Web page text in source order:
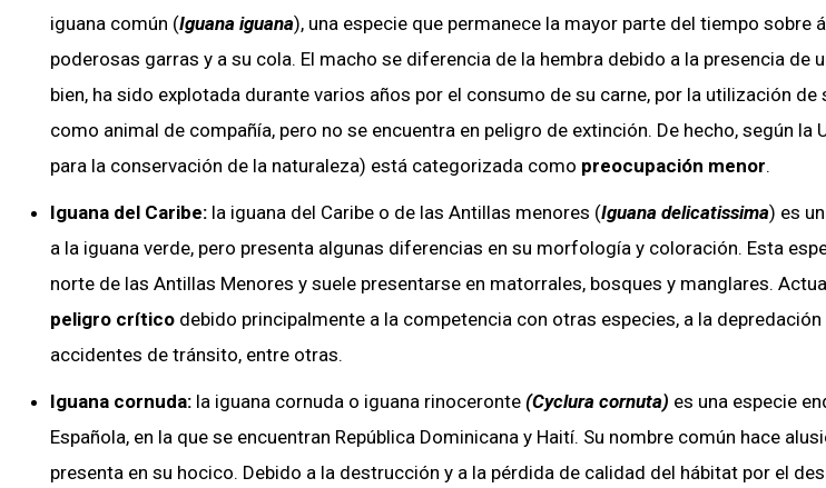
iguana común (Iguana iguana), una especie que permanece la mayor parte del tiempo sobre
poderosas garras y a su cola. El macho se diferencia de la hembra debido a la presencia de
bien, ha sido explotada durante varios años por el consumo de su carne, por la utilización de
como animal de compañía, pero no se encuentra en peligro de extinción. De hecho, según la
para la conservación de la naturaleza) está categorizada como preocupación menor.
Iguana del Caribe: la iguana del Caribe o de las Antillas menores (Iguana delicatissima) es
a la iguana verde, pero presenta algunas diferencias en su morfología y coloración. Esta
norte de las Antillas Menores y suele presentarse en matorrales, bosques y manglares.
peligro crítico debido principalmente a la competencia con otras especies, a la
accidentes de tránsito, entre otras.
Iguana cornuda: la iguana cornuda o iguana rinoceronte (Cyclura cornuta) es una especie
Española, en la que se encuentran República Dominicana y Haití. Su nombre común hace
presenta en su hocico. Debido a la destrucción y a la pérdida de calidad del hábitat por el